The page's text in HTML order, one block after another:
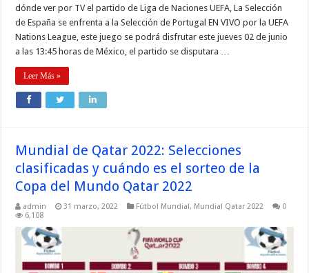
dónde ver por TV el partido de Liga de Naciones UEFA, La Selección
de España se enfrenta a la Selección de Portugal EN VIVO por la UEFA
Nations League, este juego se podrá disfrutar este jueves 02 de junio
a las 13:45 horas de México, el partido se disputara …
Leer Más »
Mundial de Qatar 2022: Selecciones
clasificadas y cuándo es el sorteo de la
Copa del Mundo Qatar 2022
admin 31 marzo, 2022 Fútbol Mundial, Mundial Qatar 2022
0
6,108